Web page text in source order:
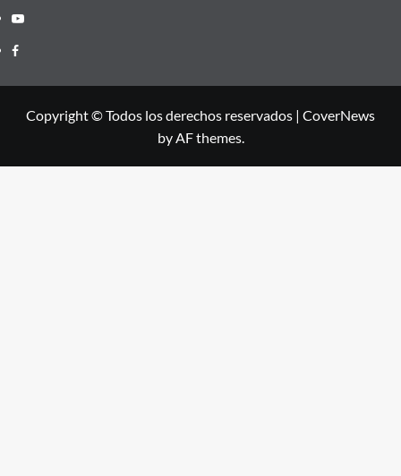
Youtube
Facebook
Copyright © Todos los derechos reservados | CoverNews
by AF themes.